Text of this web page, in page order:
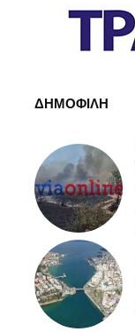
ΔΗΜΟΦΙΛΗ